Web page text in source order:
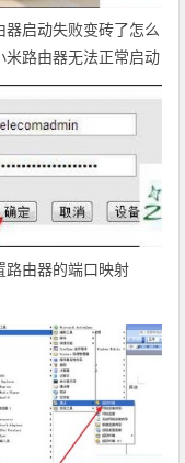
器启动失败变砖了怎么
米路由器无法正常启动
？
路由器的端口映射